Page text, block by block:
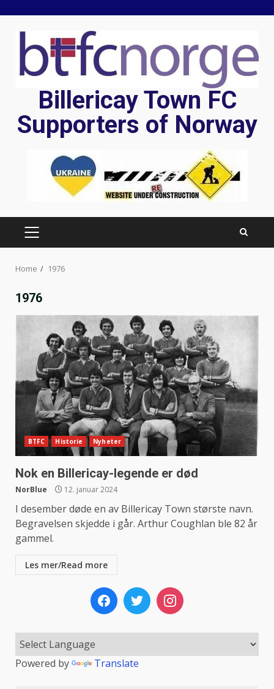
content
Billericay Town FC
Supporters of Norway
PRIMARY
MENU
Home 1976
1976
BTFC Historie Nyheter
Nok en Billericay-legende er død
NorBlue 12. januar 2024
I desember døde en av Billericay Town største navn.
Begravelsen skjedde i går. Arthur Coughlan ble 82 år
gammel.
Les mer/Read more
Powered by Translate